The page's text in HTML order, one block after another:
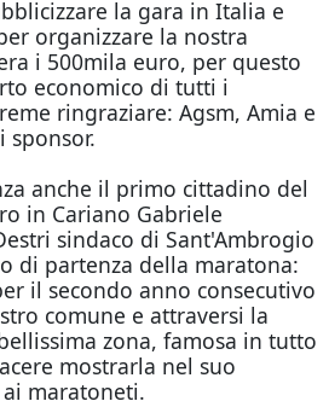
la gara in Italia e
organizzare la nostra
i 500mila euro, per questo
economico di tutti i
ringraziare: Agsm, Amia e
sponsor.
anche il primo cittadino del
in Cariano Gabriele
sindaco di Sant'Ambrogio
di partenza della maratona:
il secondo anno consecutivo
comune e attraversi la
zona, famosa in tutto
mostrarla nel suo
maratoneti.